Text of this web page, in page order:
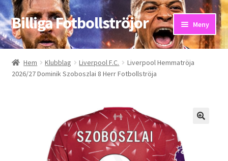
Hoppa
till
navigering
Hoppa
till
innehåll
Billiga Fotbollströjor Meny
Hem
Bloggar
Kontakta oss
Hem Klubblag Liverpool F.C.
Liverpool Hemmatröja
2026/27 Dominik Szoboszlai 8 Herr Fotbollströja